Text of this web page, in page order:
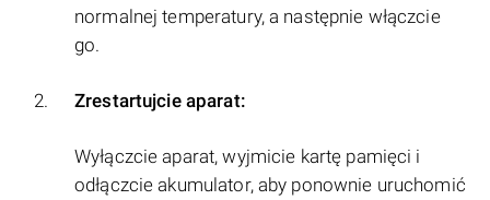
normalnej temperatury, a następnie włączcie
go.
Zrestartujcie aparat:
Wyłączcie aparat, wyjmicie kartę pamięci i
odłączcie akumulator, aby ponownie uruchomić